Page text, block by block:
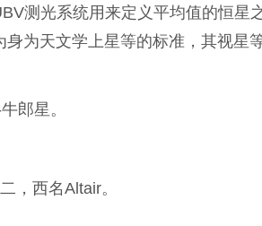
测光系统用来定义平均值的恒星
为天文学上星等的标准，其视星
郎星。
，西名Altair。